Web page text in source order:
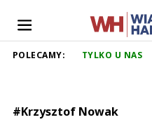
POLECAMY: TYLKO U NAS
#Krzysztof Nowak